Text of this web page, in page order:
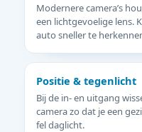
Modernere camera’s
een lichtgevoelige lens.
auto sneller te
Positie & tegenlicht
Bij de in- en uitgang
camera zo dat je een
fel daglicht.